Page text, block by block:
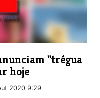
"trégua
hoje
2020 9:29